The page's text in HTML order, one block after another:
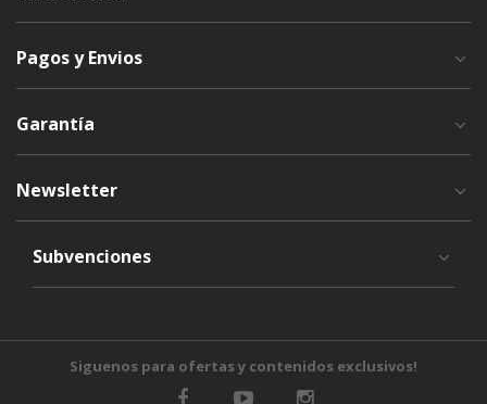
Pagos y Envios
Garantía
Newsletter
Subvenciones
Siguenos para ofertas y contenidos exclusivos!